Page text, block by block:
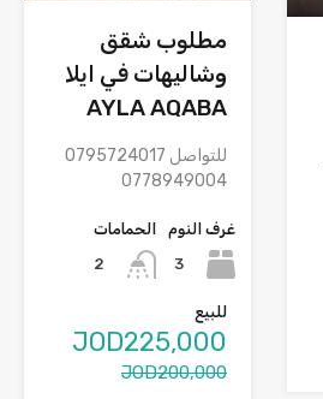
مطلوب شقق
وشاليهات في ايلا
AYLA AQABA
للتواصل 0795724017
0778949004
غرف النوم
3
الحمامات
2
للبيع
JOD225,000
JOD200,000